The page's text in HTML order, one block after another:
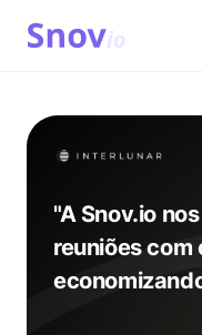
"A Snov.io
reuniões